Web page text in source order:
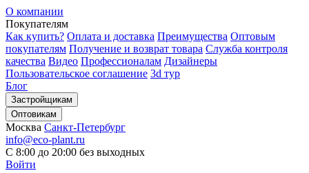
О компании
Покупателям
Как купить? Оплата и доставка Преимущества Оптовым
покупателям Получение и возврат товара Служба контроля
качества Видео Профессионалам Дизайнеры
Пользовательское соглашение 3d тур
Блог
Застройщикам
Оптовикам
Москва Санкт-Петербург
info@eco-plant.ru
С 8:00 до 20:00 без выходных
Войти